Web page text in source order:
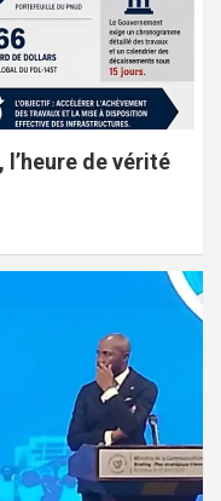
l’heure de vérité